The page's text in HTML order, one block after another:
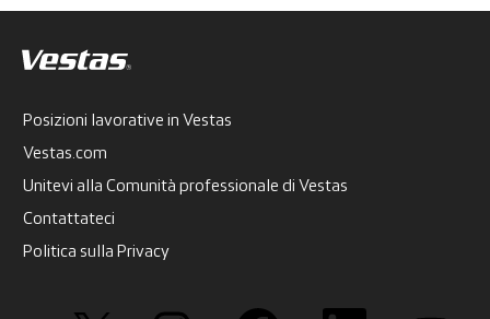
Posizioni lavorative in Vestas
Vestas.com
Unitevi alla Comunità professionale di Vestas
Contattateci
Politica sulla Privacy
S